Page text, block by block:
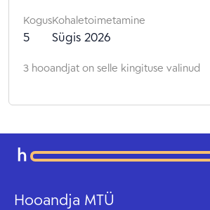
Kogus
5
Kohaletoimetamine
Sügis 2026
3 hooandjat on selle kingituse valinud
Hooandja MTÜ